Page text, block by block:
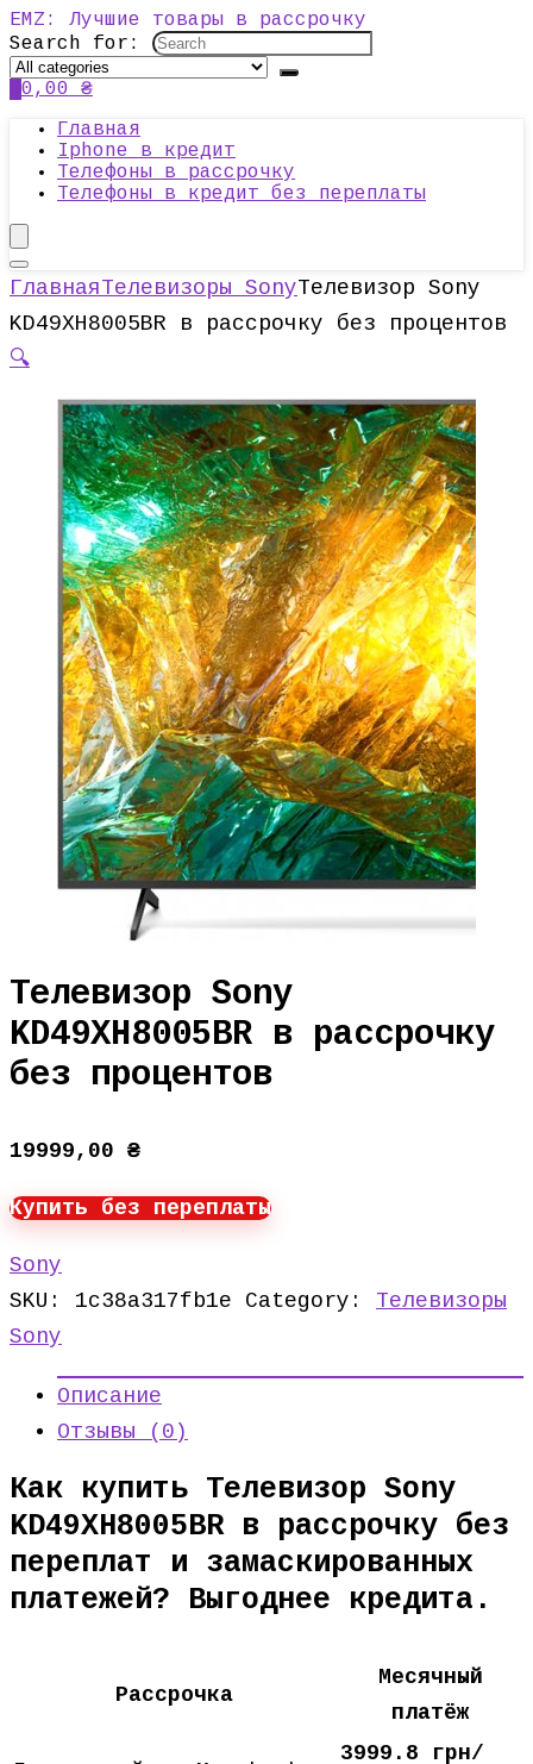
EMZ: Лучшие товары в рассрочку
Search for:
0,00 ₴
Главная
Iphone в кредит
Телефоны в рассрочку
Телефоны в кредит без переплаты
ГлавнаяТелевизоры SonyТелевизор Sony
KD49XH8005BR в рассрочку без процентов
🔍
Телевизор Sony
KD49XH8005BR в рассрочку
без процентов
19999,00 ₴
Купить без переплаты
Sony
SKU: 1c38a317fb1e Category: Телевизоры
Sony
Описание
Отзывы (0)
Как купить Телевизор Sony
KD49XH8005BR в рассрочку без
переплат и замаскированных
платежей? Выгоднее кредита.
Рассрочка
Месячный
платёж
3999.8 грн/